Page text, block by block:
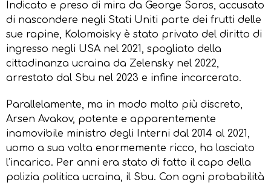
Indicato e preso di mira da George Soros, accusato
di nascondere negli Stati Uniti parte dei frutti delle
sue rapine, Kolomoisky è stato privato del diritto di
ingresso negli USA nel 2021, spogliato della
cittadinanza ucraina da Zelensky nel 2022,
arrestato dal Sbu nel 2023 e infine incarcerato.
Parallelamente, ma in modo molto più discreto,
Arsen Avakov, potente e apparentemente
inamovibile ministro degli Interni dal 2014 al 2021,
uomo a sua volta enormemente ricco, ha lasciato
l’incarico. Per anni era stato di fatto il capo della
polizia politica ucraina, il Sbu. Con ogni probabilità